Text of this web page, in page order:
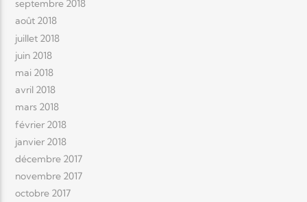
septembre 2018
août 2018
juillet 2018
juin 2018
mai 2018
avril 2018
mars 2018
février 2018
janvier 2018
décembre 2017
novembre 2017
octobre 2017